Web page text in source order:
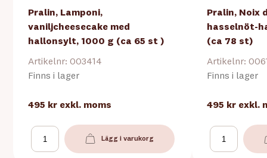
Pralin, Lamponi,
vaniljcheesecake med
hallonsylt, 1000 g (ca 65 st )
Artikelnr: 003414
Finns i lager
495 kr exkl. moms
Lägg i varukorg
Pralin, Noix
hasselnöt-
(ca 78 st)
Artikelnr:
Finns i lager
495 kr exkl.